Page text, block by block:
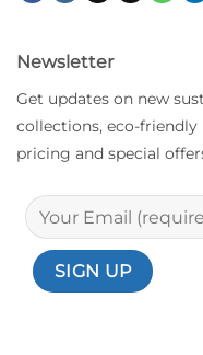
Newsletter
Get updates on new
collections, eco-friendly
pricing and special